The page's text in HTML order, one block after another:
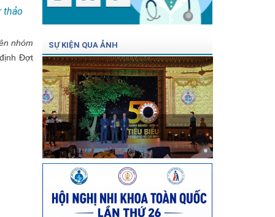
thảo
nhóm
Đợt
SỰ KIỆN QUA ẢNH
ảnh bv